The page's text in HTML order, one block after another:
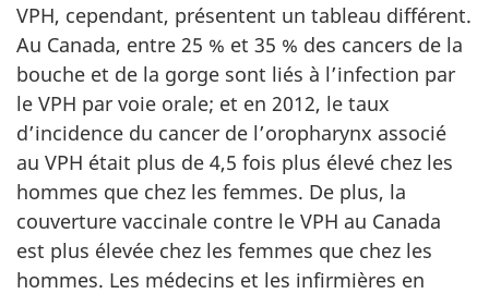
VPH, cependant, présentent un tableau différent.
Au Canada, entre 25 % et 35 % des cancers de la
bouche et de la gorge sont liés à l’infection par
le VPH par voie orale; et en 2012, le taux
d’incidence du cancer de l’oropharynx associé
au VPH était plus de 4,5 fois plus élevé chez les
hommes que chez les femmes. De plus, la
couverture vaccinale contre le VPH au Canada
est plus élevée chez les femmes que chez les
hommes. Les médecins et les infirmières en